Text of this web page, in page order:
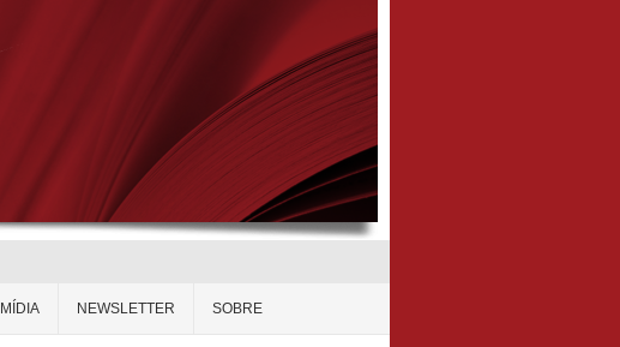
NEWSLETTER SOBRE